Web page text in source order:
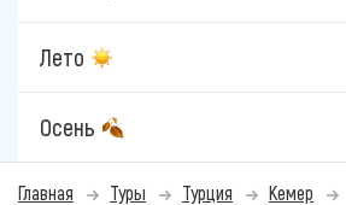
Лето
Осень
Главная Туры Турция Кемер